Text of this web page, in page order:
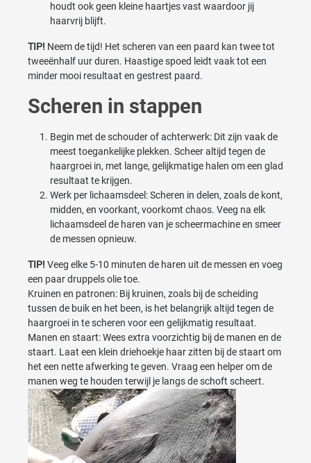
houdt ook geen kleine haartjes vast waardoor jij
haarvrij blijft.
TIP! Neem de tijd! Het scheren van een paard kan twee tot
tweeënhalf uur duren. Haastige spoed leidt vaak tot een
minder mooi resultaat en gestrest paard.
Scheren in stappen
Begin met de schouder of achterwerk: Dit zijn vaak de
meest toegankelijke plekken. Scheer altijd tegen de
haargroei in, met lange, gelijkmatige halen om een glad
resultaat te krijgen.
Werk per lichaamsdeel: Scheren in delen, zoals de kont,
midden, en voorkant, voorkomt chaos. Veeg na elk
lichaamsdeel de haren van je scheermachine en smeer
de messen opnieuw.
TIP! Veeg elke 5-10 minuten de haren uit de messen en voeg
een paar druppels olie toe.
Kruinen en patronen: Bij kruinen, zoals bij de scheiding
tussen de buik en het been, is het belangrijk altijd tegen de
haargroei in te scheren voor een gelijkmatig resultaat.
Manen en staart: Wees extra voorzichtig bij de manen en de
staart. Laat een klein driehoekje haar zitten bij de staart om
het een nette afwerking te geven. Vraag een helper om de
manen weg te houden terwijl je langs de schoft scheert.